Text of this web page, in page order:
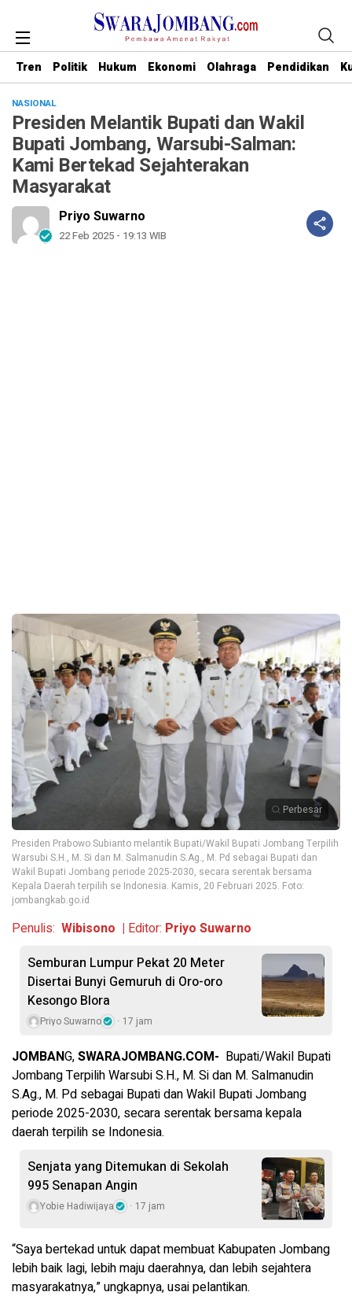
Tren Politik Hukum Ekonomi Olahraga Pendidikan
NASIONAL
Presiden Melantik Bupati dan Wakil
Bupati Jombang, Warsubi-Salman:
Kami Bertekad Sejahterakan
Masyarakat
Priyo Suwarno
22 Feb 2025 - 19:13 WIB
Perbesar
Presiden Prabowo Subianto melantik Bupati/Wakil Bupati Jombang Terpilih
Warsubi S.H., M. Si dan M. Salmanudin S.Ag., M. Pd sebagai Bupati dan
Wakil Bupati Jombang periode 2025-2030, secara serentak bersama
Kepala Daerah terpilih se Indonesia. Kamis, 20 Februari 2025. Foto:
jombangkab.go.id
Penulis: Wibisono | Editor: Priyo Suwarno
Semburan Lumpur Pekat 20 Meter
Disertai Bunyi Gemuruh di Oro-oro
Kesongo Blora
Priyo Suwarno 17 jam
JOMBANG,SWARAJOMBANG.COM- Bupati/Wakil Bupati
Jombang Terpilih Warsubi S.H., M. Si dan M. Salmanudin
S.Ag., M. Pd sebagai Bupati dan Wakil Bupati Jombang
periode 2025-2030, secara serentak bersama kepala
daerah terpilih se Indonesia.
Senjata yang Ditemukan di Sekolah
995 Senapan Angin
Yobie Hadiwijaya 17 jam
“Saya bertekad untuk dapat membuat Kabupaten Jombang
lebih baik lagi, lebih maju daerahnya, dan lebih sejahtera
masyarakatnya,” ungkapnya, usai pelantikan.